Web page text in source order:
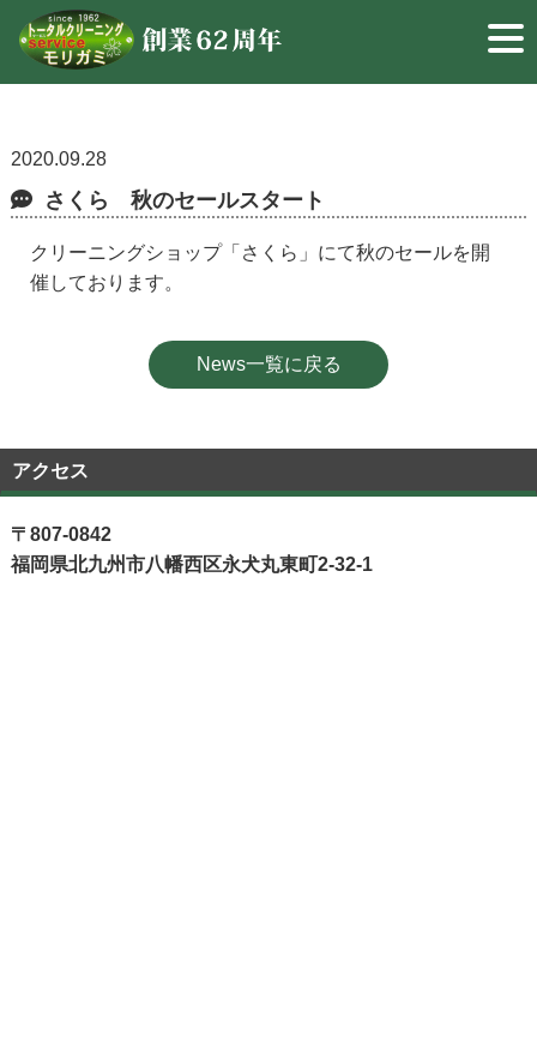
2020.09.28
さくら 秋のセールスタート
クリーニングショップ「さくら」にて秋のセールを開
催しております。
News一覧に戻る
アクセス
〒807-0842
福岡県北九州市八幡西区永犬丸東町2-32-1